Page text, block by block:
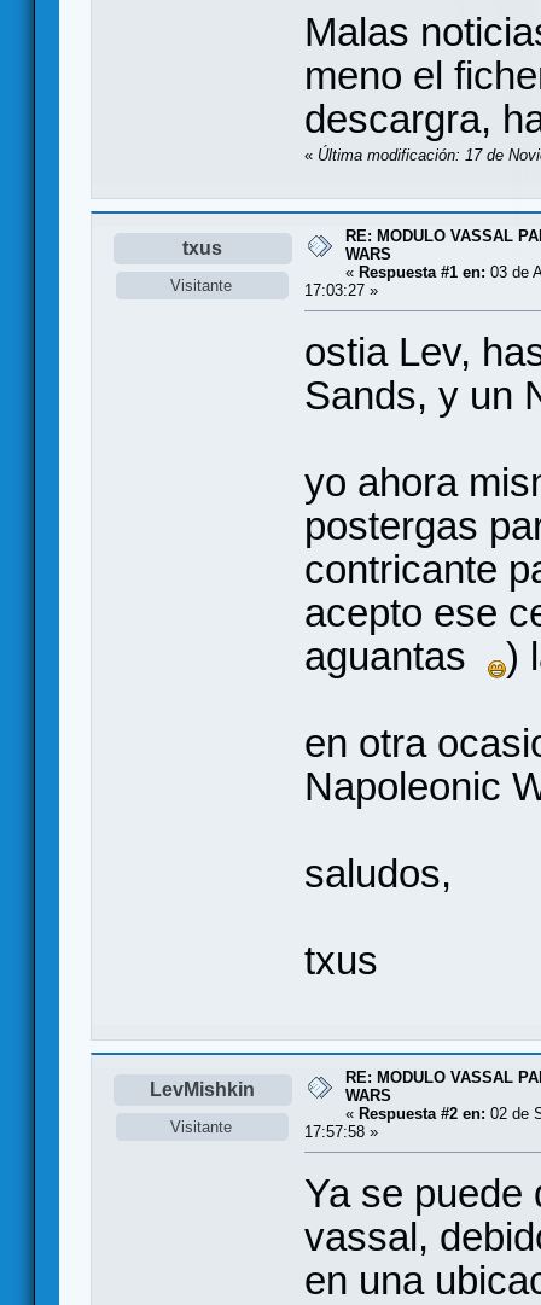
Malas
meno el
descargra,
« Última modificación: 17 de
txus
Visitante
RE: MODULO VASSAL
WARS
« Respuesta #1 en: 03 de
17:03:27 »
ostia Lev,
Sands, y un
yo ahora
postergas
contricante
acepto ese
aguantas
)
en otra
Napoleonic
saludos,
txus
LevMishkin
Visitante
RE: MODULO VASSAL
WARS
« Respuesta #2 en: 02 de
17:57:58 »
Ya se puede
vassal,
en una